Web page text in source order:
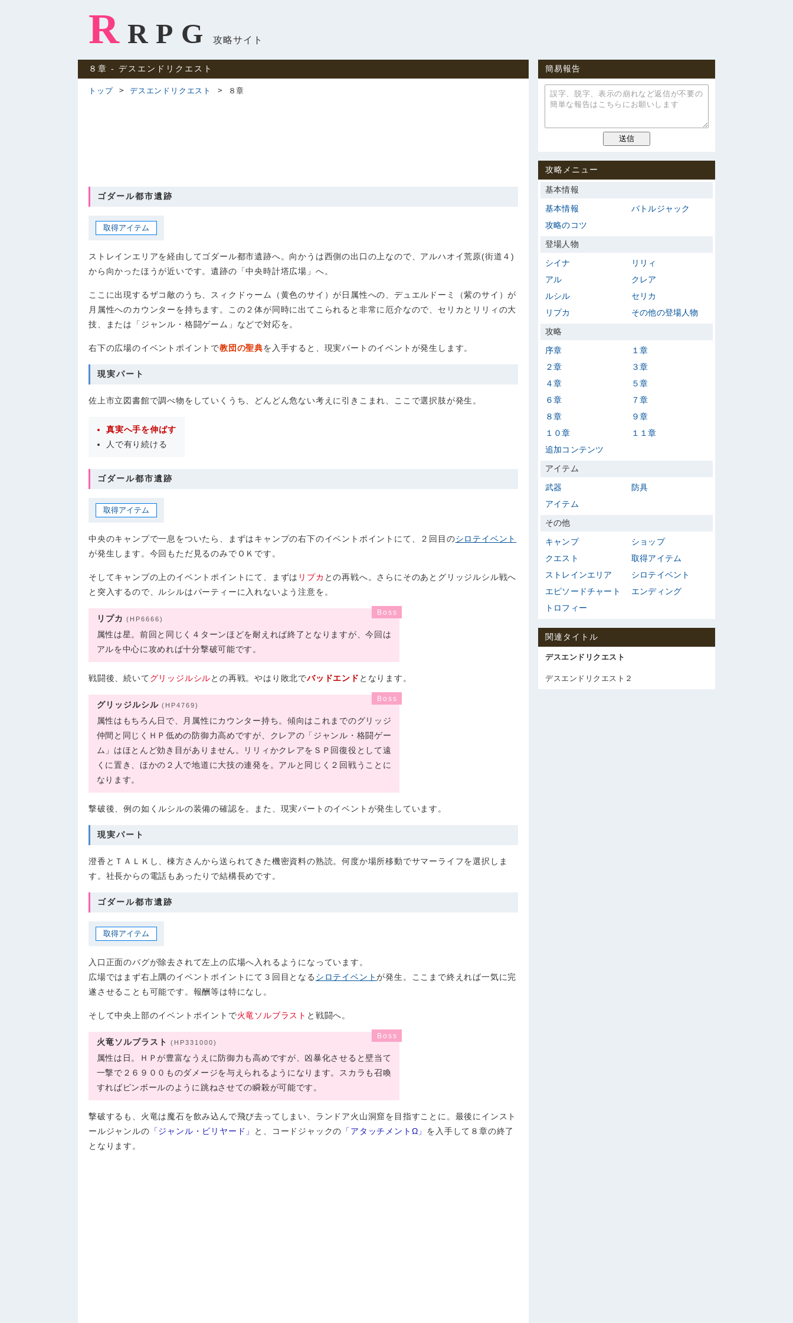
R RPG 攻略サイト
８章 ‐ デスエンドリクエスト
トップ デスエンドリクエスト ８章
ゴダール都市遺跡
取得アイテム
ストレインエリアを経由してゴダール都市遺跡へ。向かうは西側の出口の上なので、アルハオイ荒原(街道４)
から向かったほうが近いです。遺跡の「中央時計塔広場」へ。
ここに出現するザコ敵のうち、スィクドゥーム（黄色のサイ）が日属性への、デュエルドーミ（紫のサイ）が
月属性へのカウンターを持ちます。この２体が同時に出てこられると非常に厄介なので、セリカとリリィの大
技、または「ジャンル・格闘ゲーム」などで対応を。
右下の広場のイベントポイントで教団の聖典を入手すると、現実パートのイベントが発生します。
現実パート
佐上市立図書館で調べ物をしていくうち、どんどん危ない考えに引きこまれ、ここで選択肢が発生。
真実へ手を伸ばす
人で有り続ける
ゴダール都市遺跡
取得アイテム
中央のキャンプで一息をついたら、まずはキャンプの右下のイベントポイントにて、２回目のシロテイベント
が発生します。今回もただ見るのみでＯＫです。
そしてキャンプの上のイベントポイントにて、まずは リプカ との再戦へ。さらにそのあとグリッジルシル戦へ
と突入するので、ルシルはパーティーに入れないよう注意を。
リプカ (HP6666)
属性は星。前回と同じく４ターンほどを耐えれば終了となりますが、今回は
アルを中心に攻めれば十分撃破可能です。
戦闘後、続いてグリッジルシルとの再戦。やはり敗北でバッドエンド となります。
グリッジルシル (HP4769)
属性はもちろん日で、月属性にカウンター持ち。傾向はこれまでのグリッジ
仲間と同じくＨＰ低めの防御力高めですが、クレアの「ジャンル・格闘ゲー
ム」はほとんど効き目がありません。リリィかクレアをＳＰ回復役として遠
くに置き、ほかの２人で地道に大技の連発を。アルと同じく２回戦うことに
なります。
撃破後、例の如くルシルの装備の確認を。また、現実パートのイベントが発生しています。
現実パート
澄香とＴＡＬＫし、棟方さんから送られてきた機密資料の熟読。何度か場所移動でサマーライフを選択しま
す。社長からの電話もあったりで結構長めです。
ゴダール都市遺跡
取得アイテム
入口正面のバグが除去されて左上の広場へ入れるようになっています。
広場ではまず右上隅のイベントポイントにて３回目となる シロテイベントが発生。ここまで終えれば一気に完
遂させることも可能です。報酬等は特になし。
そして中央上部のイベントポイントで火竜ソルブラスト と戦闘へ。
火竜ソルブラスト (HP331000)
属性は日。ＨＰが豊富なうえに防御力も高めですが、凶暴化させると壁当て
一撃で２６９００ものダメージを与えられるようになります。スカラも召喚
すればピンボールのように跳ねさせての瞬殺が可能です。
撃破するも、火竜は魔石を飲み込んで飛び去ってしまい、ランドア火山洞窟を目指すことに。最後にインスト
ールジャンルの 「ジャンル・ビリヤード」 と、コードジャックの 「アタッチメントΩ」 を入手して８章の終了
となります。
簡易報告
攻略メニュー
基本情報
基本情報
バトルジャック
攻略のコツ
登場人物
シイナ
リリィ
アル
クレア
ルシル
セリカ
リプカ
その他の登場人物
攻略
序章
１章
２章
３章
４章
５章
６章
７章
８章
９章
１０章
１１章
追加コンテンツ
アイテム
武器
防具
アイテム
その他
キャンプ
ショップ
クエスト
取得アイテム
ストレインエリア
シロテイベント
エピソードチャート
エンディング
トロフィー
関連タイトル
デスエンドリクエスト
デスエンドリクエスト２